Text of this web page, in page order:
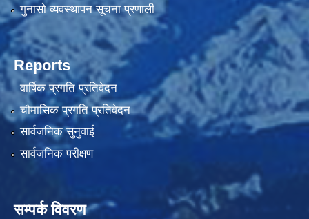
गुनासो व्यवस्थापन सूचना प्रणाली
Reports
वार्षिक प्रगति प्रतिवेदन
चौमासिक प्रगति प्रतिवेदन
सार्वजनिक सुनुवाई
सार्वजनिक परीक्षण
सम्पर्क विवरण